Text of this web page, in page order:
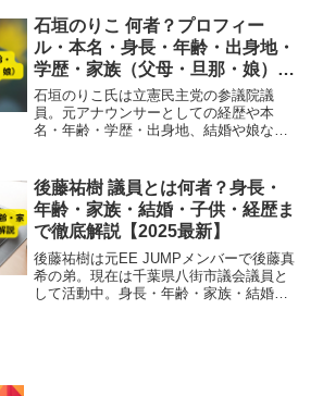
かりやすく紹介します。
石垣のりこ 何者？プロフィー
ル・本名・身長・年齢・出身地・
学歴・家族（父母・旦那・娘）ま
で徹底解説【2025最新】
石垣のりこ氏は立憲民主党の参議院議
員。元アナウンサーとしての経歴や本
名・年齢・学歴・出身地、結婚や娘など
後藤祐樹 議員とは何者？身長・
年齢・家族・結婚・子供・経歴ま
で徹底解説【2025最新】
後藤祐樹は元EE JUMPメンバーで後藤真
希の弟。現在は千葉県八街市議会議員と
して活動中。身長・年齢・家族・結婚・